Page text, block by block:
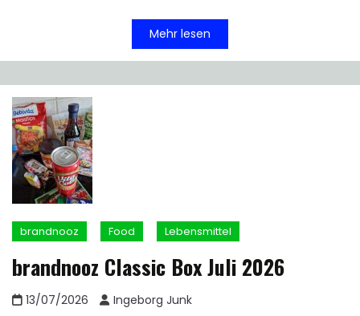
Mehr lesen
brandnooz Food Lebensmittel
brandnooz Classic Box Juli 2026
13/07/2026 Ingeborg Junk